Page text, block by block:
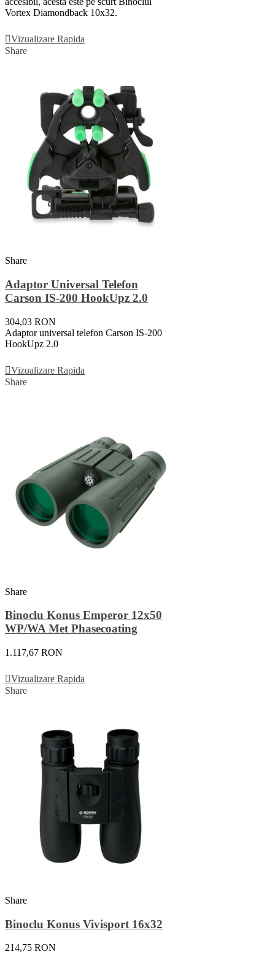
Vortex Diamondback 10x32.
Vizualizare Rapida
Share
Share
Adaptor Universal Telefon
Carson IS-200 HookUpz 2.0
304,03 RON
Adaptor universal telefon Carson IS-200
HookUpz 2.0
Vizualizare Rapida
Share
Share
Binoclu Konus Emperor 12x50
WP/WA Met Phasecoating
1.117,67 RON
Vizualizare Rapida
Share
Share
Binoclu Konus Vivisport 16x32
214,75 RON